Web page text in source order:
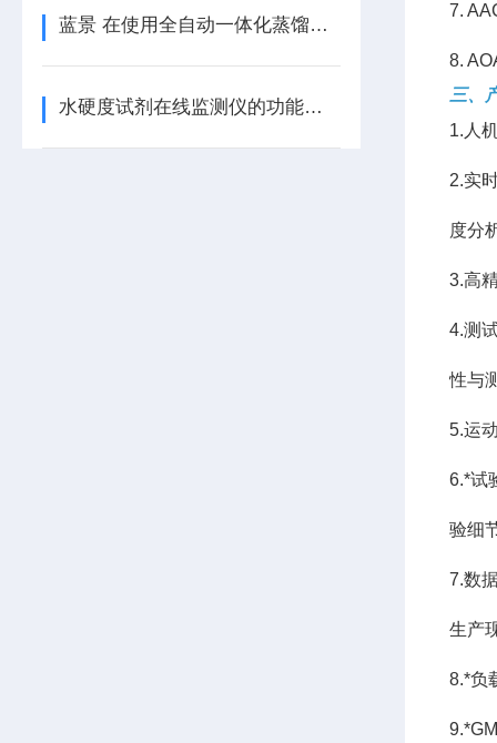
蓝景 在使用全自动一体化蒸馏仪时需要注意什么？
水硬度试剂在线监测仪的功能特点全解析
7.
8.
三、
1.人
2.实
度分
3.高
4.测
性与
5.运
6.*试
验细
7.数
生产
8.*负